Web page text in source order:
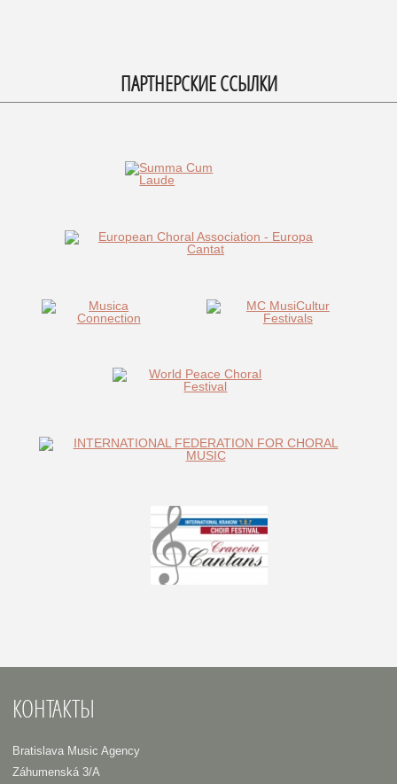
ПАРТНЕРСКИЕ ССЫЛКИ
КОНТАКТЫ
Bratislava Music Agency
Záhumenská 3/A